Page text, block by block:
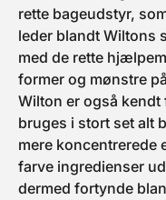
rette bageudstyr,
leder blandt Wiltons
med de rette
former og mønstre
Wilton er også kendt
bruges i stort set alt
mere koncentrerede
farve ingredienser
dermed fortynde